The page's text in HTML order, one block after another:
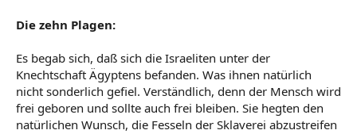
Die zehn Plagen:
Es begab sich, daß sich die Israeliten unter der
Knechtschaft Ägyptens befanden. Was ihnen natürlich
nicht sonderlich gefiel. Verständlich, denn der Mensch wird
frei geboren und sollte auch frei bleiben. Sie hegten den
natürlichen Wunsch, die Fesseln der Sklaverei abzustreifen